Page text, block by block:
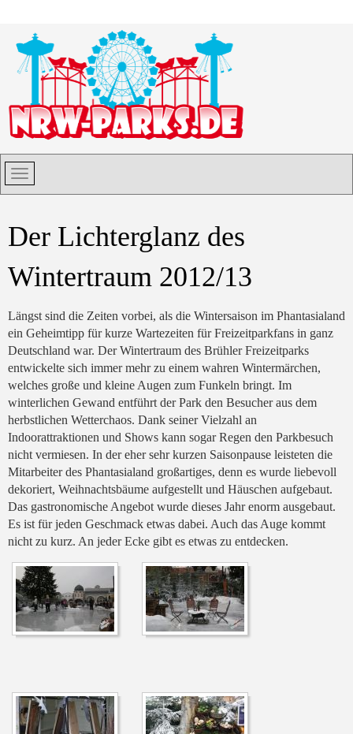
Der Lichterglanz des
Wintertraum 2012/13
Längst sind die Zeiten vorbei, als die Wintersaison im Phantasialand
ein Geheimtipp für kurze Wartezeiten für Freizeitparkfans in ganz
Deutschland war. Der Wintertraum des Brühler Freizeitparks
entwickelte sich immer mehr zu einem wahren Wintermärchen,
welches große und kleine Augen zum Funkeln bringt. Im
winterlichen Gewand entführt der Park den Besucher aus dem
herbstlichen Wetterchaos. Dank seiner Vielzahl an
Indoorattraktionen und Shows kann sogar Regen den Parkbesuch
nicht vermiesen. In der eher sehr kurzen Saisonpause leisteten die
Mitarbeiter des Phantasialand großartiges, denn es wurde liebevoll
dekoriert, Weihnachtsbäume aufgestellt und Häuschen aufgebaut.
Das gastronomische Angebot wurde dieses Jahr enorm ausgebaut.
Es ist für jeden Geschmack etwas dabei. Auch das Auge kommt
nicht zu kurz. An jeder Ecke gibt es etwas zu entdecken.